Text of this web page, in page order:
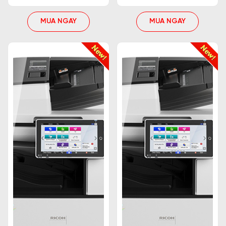
hình ảnh, yêu cầu công việc mang tính kỹ thuật cao
thì khi chọn máy nên chọn loại có độ phân giải cao.
Đa chức năng
Nếu bạn muốn sử dụng máy photocopy cho nhiều
mục đích khác nhau, hãy chọn một máy có tính
năng đa năng. Một số tính năng đa năng phổ biến
bao gồm sao chụp màu, in ấn, quét, fax và gửi
email. Máy photocopy đa năng không những hỗ trợ
nhiều tính năng cho người dùng xử lý công việc một
việc cho người dùng.
Kích thước và khả năng tiết kiệm không gian
MUA NGAY MUA NGAY